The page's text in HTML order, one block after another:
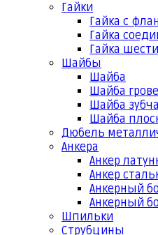
Гайки
Гайка с
Гайка
Гайка
Шайбы
Шайба
Шайба
Шайба
Шайба
Дюбель
Анкера
Анкер
Анкер
Анкерный
Анкерный
Шпильки
Струбцины